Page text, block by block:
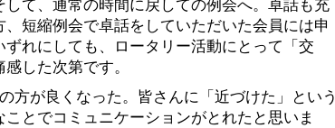
て、通常の時間に戻しての例会へ。卓話も充
短縮例会で卓話をしていただいた会員には申
れにしても、ロータリー活動にとって「交
した次第です。
方が良くなった。皆さんに「近づけた」という
とでコミュニケーションがとれたと思いま